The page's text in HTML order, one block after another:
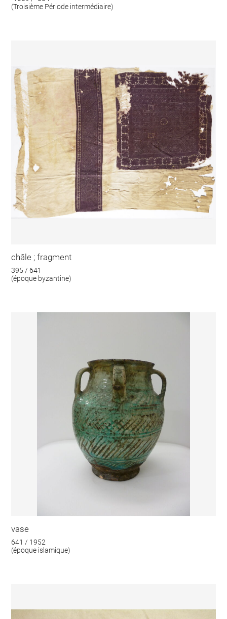
(Troisième Période intermédiaire)
châle ; fragment
395 / 641
(époque byzantine)
vase
641 / 1952
(époque islamique)